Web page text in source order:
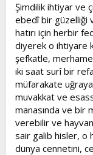
Şimdilik ihtiyar ve
ebedî bir güzelliği
hatırı için herbir
diyerek o ihtiyare
şefkatle,
iki saat surî bir
müfarakate
muvakkat ve
manasında ve bir
verebilir ve
sair galib hisler, o
dünya cennetini,